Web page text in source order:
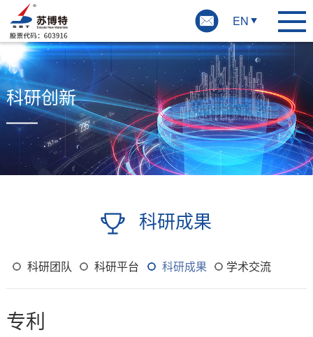
EN
科研创新
科研成果
科研团队 科研平台 科研成果 学术交流
专利